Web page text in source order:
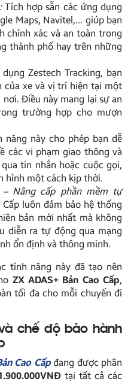
Tích hợp sẵn các ứng dụng
Maps, Navitel,… giúp bạn
chính xác và an toàn trong
thành phố hay trên những
Zestech Tracking, bạn
của xe và vị trí hiện tại một
Điều này mang lại sự an
trường hợp cho mượn
năng này cho phép bạn dễ
các vi phạm giao thông và
tin nhắn hoặc cuộc gọi,
hình một cách kịp thời.
– Nâng cấp phần mềm tự
Cấp luôn đảm bảo hệ thống
bản mới nhất mà không
diễn ra tự động qua mạng
ổn định và thông minh.
tính năng này đã tạo nên
ZX ADAS+ Bản Cao Cấp,
tối đa cho mỗi chuyến đi
chế độ bảo hành
Cao Cấpđang được phân
tại tất cả các